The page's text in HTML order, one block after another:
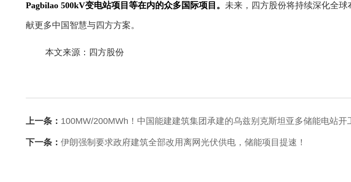
Pagbilao 500kV变电站项目等在内的众多国际项目。 未来，四方股份将持续深化全
献更多中国智慧与四方方案。
本文来源：四方股份
上一条： 100MW/200MWh！中国能建建筑集团承建的乌兹别克斯坦亚多储能电站开
下一条： 伊朗强制要求政府建筑全部改用离网光伏供电，储能项目提速！